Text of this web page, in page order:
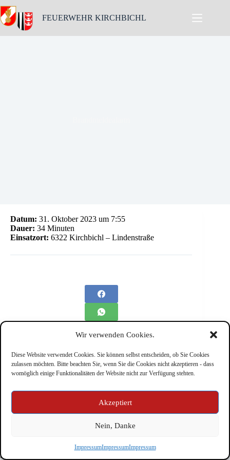
Wir verwenden Cookies.
Diese Website verwendet Cookies. Sie können selbst entscheiden, ob Sie Cookies
zulassen möchten. Bitte beachten Sie, wenn Sie die Cookies nicht akzeptieren - dass
womöglich einige Funktionalitäten der Website nicht zur Verfügung stehten.
Akzeptiert
Nein, Danke
ImpressumImpressumImpressum
Skip
to
content
FEUERWEHR KIRCHBICHL
Datum: 31. Oktober 2023 um 7:55
Dauer: 34 Minuten
Einsatzort: 6322 Kirchbichl – Lindenstraße
Copyright © Feuerwehr Kirchbichl 2026 - WordPress Theme
by